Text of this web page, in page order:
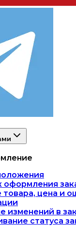
оформления
товара, цена и
изменений в
статуса